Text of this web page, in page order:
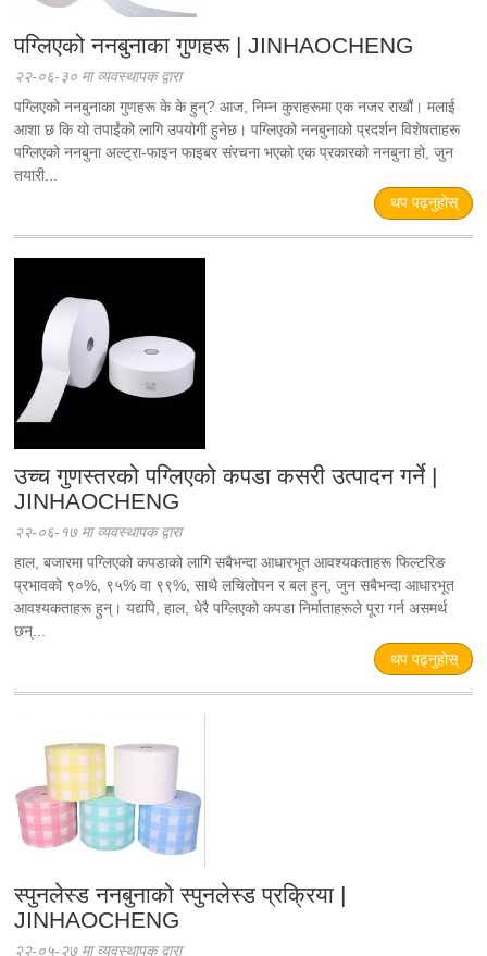
पग्लिएको ननबुनाका गुणहरू | JINHAOCHENG
२२-०६-३० मा व्यवस्थापक द्वारा
पग्लिएको ननबुनाका गुणहरू के के हुन्? आज, निम्न कुराहरूमा एक नजर राखौं। मलाई
आशा छ कि यो तपाईंको लागि उपयोगी हुनेछ। पग्लिएको ननबुनाको प्रदर्शन विशेषताहरू
पग्लिएको ननबुना अल्ट्रा-फाइन फाइबर संरचना भएको एक प्रकारको ननबुना हो, जुन
तयारी...
थप पढ्नुहोस्
उच्च गुणस्तरको पग्लिएको कपडा कसरी उत्पादन गर्ने |
JINHAOCHENG
२२-०६-१७ मा व्यवस्थापक द्वारा
हाल, बजारमा पग्लिएको कपडाको लागि सबैभन्दा आधारभूत आवश्यकताहरू फिल्टरिङ
प्रभावको ९०%, ९५% वा ९९%, साथै लचिलोपन र बल हुन्, जुन सबैभन्दा आधारभूत
आवश्यकताहरू हुन्। यद्यपि, हाल, धेरै पग्लिएको कपडा निर्माताहरूले पूरा गर्न असमर्थ
छन्...
थप पढ्नुहोस्
स्पुनलेस्ड ननबुनाको स्पुनलेस्ड प्रक्रिया |
JINHAOCHENG
२२-०५-२७ मा व्यवस्थापक द्वारा